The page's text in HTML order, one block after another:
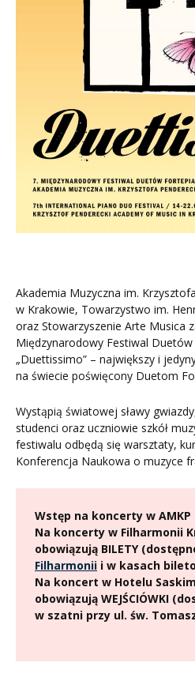
Akademia Muzyczna im.
w Krakowie, Towarzystwo im.
oraz Stowarzyszenie Arte Musica
Międzynarodowy Festiwal
„Duettissimo” – największy i
na świecie poświęcony Duetom
Wystąpią światowej sławy
studenci oraz uczniowie szkół
festiwalu odbędą się warsztaty,
Konferencja Naukowa o muzyce
Wstęp na koncerty w AMKP
Na koncerty w Filharmonii
obowiązują BILETY
Filharmonii i w kasach
Na koncert w Hotelu
obowiązują WEJŚCIÓWKI
w szatni przy ul. św.